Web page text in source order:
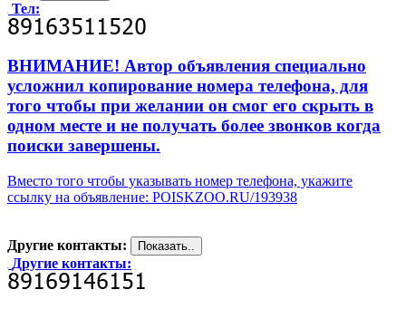
Тел:
ВНИМАНИЕ! Автор объявления специально
усложнил копирование номера телефона, для
того чтобы при желании он смог его скрыть в
одном месте и не получать более звонков когда
поиски завершены.
Вместо того чтобы указывать номер телефона, укажите
ссылку на объявление: POISKZOO.RU/193938
Другие контакты:
Другие контакты: